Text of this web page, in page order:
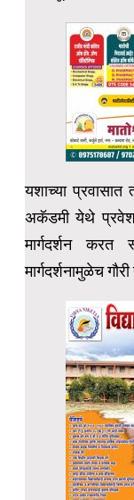
यशाच्या प्रवासात
अकॅडमी येथे प्रवेश
मार्गदर्शन करत
मार्गदर्शनामुळेच